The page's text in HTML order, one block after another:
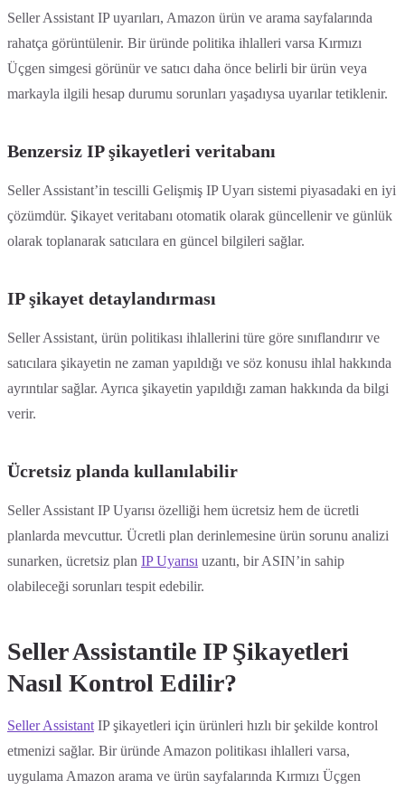
Seller Assistant IP uyarıları, Amazon ürün ve arama sayfalarında
rahatça görüntülenir. Bir üründe politika ihlalleri varsa Kırmızı
Üçgen simgesi görünür ve satıcı daha önce belirli bir ürün veya
markayla ilgili hesap durumu sorunları yaşadıysa uyarılar tetiklenir.
Benzersiz IP şikayetleri veritabanı
Seller Assistant’in tescilli Gelişmiş IP Uyarı sistemi piyasadaki en iyi
çözümdür. Şikayet veritabanı otomatik olarak güncellenir ve günlük
olarak toplanarak satıcılara en güncel bilgileri sağlar.
IP şikayet detaylandırması
Seller Assistant, ürün politikası ihlallerini türe göre sınıflandırır ve
satıcılara şikayetin ne zaman yapıldığı ve söz konusu ihlal hakkında
ayrıntılar sağlar. Ayrıca şikayetin yapıldığı zaman hakkında da bilgi
verir.
Ücretsiz planda kullanılabilir
Seller Assistant IP Uyarısı özelliği hem ücretsiz hem de ücretli
planlarda mevcuttur. Ücretli plan derinlemesine ürün sorunu analizi
sunarken, ücretsiz plan IP Uyarısı uzantı, bir ASIN’in sahip
olabileceği sorunları tespit edebilir.
Seller Assistantile IP Şikayetleri
Nasıl Kontrol Edilir?
Seller AssistantIP şikayetleri için ürünleri hızlı bir şekilde kontrol
etmenizi sağlar. Bir üründe Amazon politikası ihlalleri varsa,
uygulama Amazon arama ve ürün sayfalarında Kırmızı Üçgen